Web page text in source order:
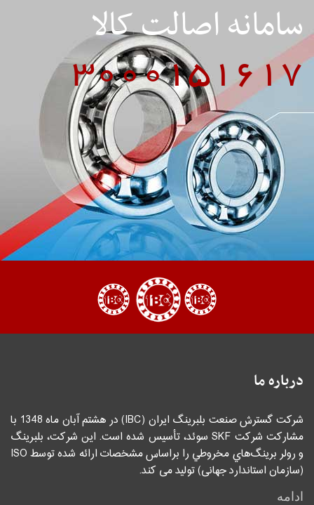
سامانه اصالت کالا
3000151617
درباره ما
شرکت گسترش صنعت بلبرینگ ایران (IBC) در هشتم آبان ماه 1348 با
مشاركت شركت SKF سوئد، تأسيس شده است. اين شركت، بلبرينگ
و رولر برينگ‌هاي مخروطي را براساس مشخصات ارائه شده توسط ISO
(سازمان استاندارد جهانی) توليد می كند.
ادامه